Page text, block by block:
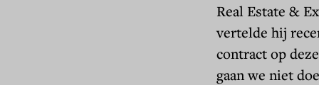
Real Estate &
vertelde hij
contract op
gaan we niet